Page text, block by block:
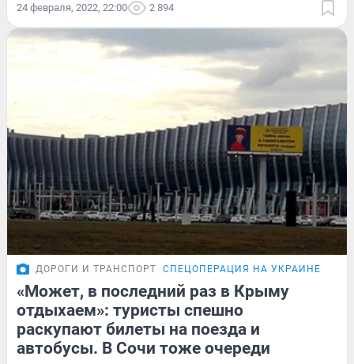
24 февраля, 2022, 22:00 2 894
ДОРОГИ И ТРАНСПОРТ СПЕЦОПЕРАЦИЯ НА УКРАИНЕ
«Может, в последний раз в Крыму
отдыхаем»: туристы спешно
раскупают билеты на поезда и
автобусы. В Сочи тоже очереди